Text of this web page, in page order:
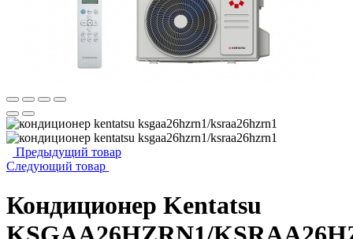
Предыдущий товар
Следующий товар
Кондиционер Kentatsu